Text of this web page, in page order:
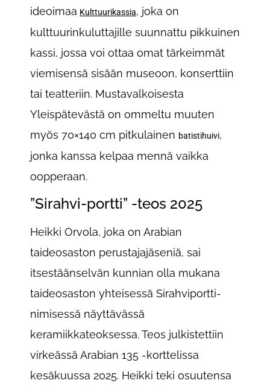
ideoimaa Kulttuurikassia, joka on
kulttuurinkuluttajille suunnattu pikkuinen
kassi, jossa voi ottaa omat tärkeimmät
viemisensä sisään museoon, konserttiin
tai teatteriin. Mustavalkoisesta
Yleispätevästä on ommeltu muuten
myös 70×140 cm pitkulainen batistihuivi,
jonka kanssa kelpaa mennä vaikka
oopperaan.
”Sirahvi-portti” -teos 2025
Heikki Orvola, joka on Arabian
taideosaston perustajajäseniä, sai
itsestäänselvän kunnian olla mukana
taideosaston yhteisessä Sirahviportti-
nimisessä näyttävässä
keramiikkateoksessa. Teos julkistettiin
virkeässä Arabian 135 -korttelissa
kesäkuussa 2025. Heikki teki osuutensa